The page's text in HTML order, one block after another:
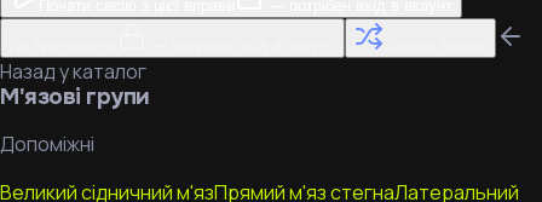
Назад у каталог
М'язові групи
Допоміжні
Великий сідничний м'язПрямий м'яз стегнаЛатеральний